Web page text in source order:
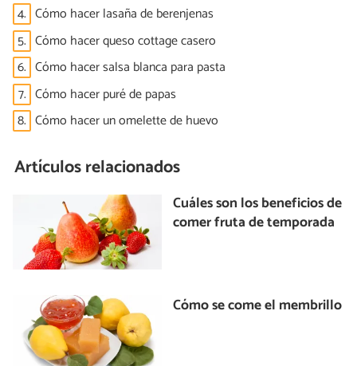
4. Cómo hacer lasaña de berenjenas
5. Cómo hacer queso cottage casero
6. Cómo hacer salsa blanca para pasta
7. Cómo hacer puré de papas
8. Cómo hacer un omelette de huevo
Artículos relacionados
Cuáles son los beneficios de
comer fruta de temporada
Cómo se come el membrillo